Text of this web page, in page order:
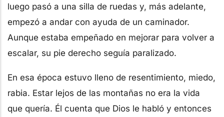
luego pasó a una silla de ruedas y, más adelante,
empezó a andar con ayuda de un caminador.
Aunque estaba empeñado en mejorar para volver a
escalar, su pie derecho seguía paralizado.
En esa época estuvo lleno de resentimiento, miedo,
rabia. Estar lejos de las montañas no era la vida
que quería. Él cuenta que Dios le habló y entonces